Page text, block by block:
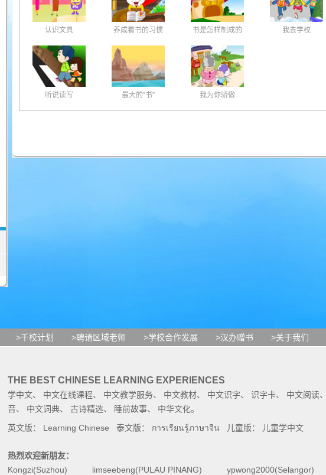
认识文具 养成看书的习惯 书是怎样制成的 我去学校
听说读写 最大的“书” 我为你骄傲
>千校计划 >聘请区域老师 >学校合作发展 >汉办赠书 >关于我们
THE BEST CHINESE LEARNING EXPERIENCES
学中文、 中文在线课程、 中文教学服务、 中文教材、 中文识字、 识字卡、 中文阅读、
音、 中文词典、 古诗精选、 睡前故事、 中华文化。
英文版： Learning Chinese 泰文版： การเรียนรู้ภาษาจีน 儿童版： 儿童学中文
热烈欢迎新朋友：
Kongzi(Suzhou)
limseebeng(PULAU PINANG) ypwong2000(Selangor)